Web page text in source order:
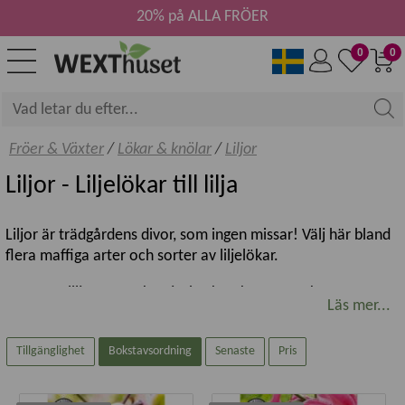
0
0
20% på ALLA FRÖER
Fröer & Växter/ Lökar & knölar/ Liljor
Liljor - Liljelökar till lilja
Liljor är trädgårdens divor, som ingen missar! Välj här bland
flera maffiga arter och sorter av liljelökar.
klockformade kjolar på stolta stjälkar. Med en doft som
knockar de flesta!
En lilja är sensuell från knopp till fullt utslagen blomma.
mörka och rosa. Kombinera med prydnadsgräs som är en
Läs mer...
Tillgänglighet Bokstavsordning Senaste Pris